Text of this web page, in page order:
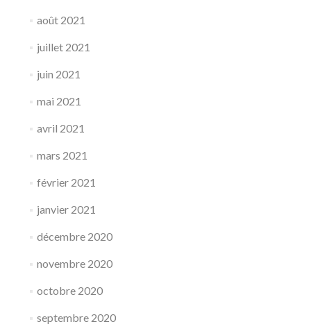
août 2021
juillet 2021
juin 2021
mai 2021
avril 2021
mars 2021
février 2021
janvier 2021
décembre 2020
novembre 2020
octobre 2020
septembre 2020